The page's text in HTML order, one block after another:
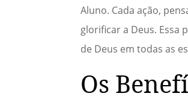
Aluno. Cada ação,
glorificar a Deus. Essa
de Deus em todas as
Os